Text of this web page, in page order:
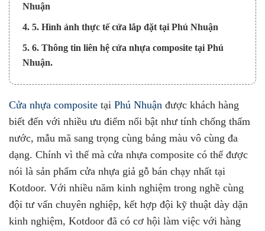
Nhuận
4. 5. Hình ảnh thực tế cửa lắp đặt tại Phú Nhuận
5. 6. Thông tin liên hệ cửa nhựa composite tại Phú
Nhuận.
Cửa nhựa composite tại Phú Nhuận được khách hàng
biết đến với nhiều ưu điểm nổi bật như tính chống thấm
nước, mẫu mã sang trọng cùng bảng màu vô cùng đa
dạng. Chính vì thế mà cửa nhựa composite có thể được
nói là sản phẩm cửa nhựa giả gỗ bán chạy nhất tại
Kotdoor. Với nhiều năm kinh nghiệm trong nghề cùng
đội tư vấn chuyên nghiệp, kết hợp đội kỹ thuật dày dặn
kinh nghiệm, Kotdoor đã có cơ hội làm việc với hàng